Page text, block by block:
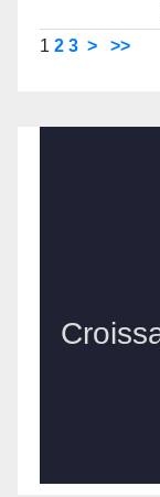
1 2 3 > >>